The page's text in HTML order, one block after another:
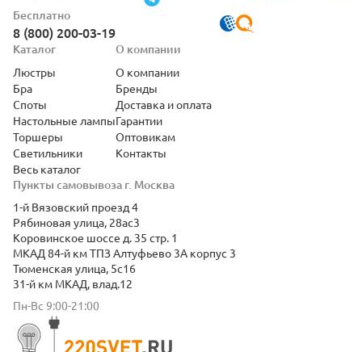
Бесплатно
8 (800) 200-03-19
Пункты самовывоза г. Москва
1-й Вязовский проезд 4
Рябиновая улица, 28ас3
Коровинское шоссе д. 35 стр. 1
МКАД 84-й км ТПЗ Алтуфьево 3А корпус 3
Тюменская улица, 5с16
31-й км МКАД, влад.12
Пн-Вс 9:00-21:00
Каталог
Люстры
Бра
Споты
Настольные лампы
Торшеры
Светильники
Весь каталог
О компании
О компании
Бренды
Доставка и оплата
Гарантии
Оптовикам
Контакты